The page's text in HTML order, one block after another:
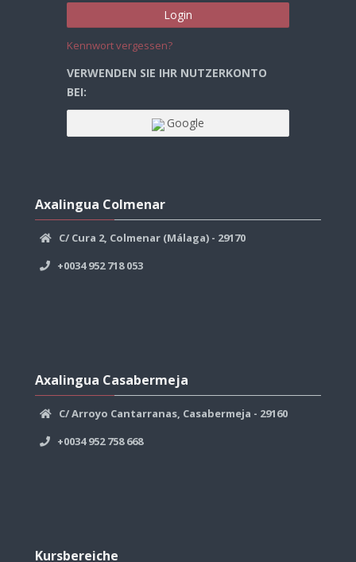
Kennwort vergessen?
VERWENDEN SIE IHR NUTZERKONTO
BEI:
Google
überspringen
Axalingua Colmenar
C/ Cura 2, Colmenar (Málaga) - 29170
+0034 952 718 053
überspringen
Axalingua Casabermeja
C/ Arroyo Cantarranas, Casabermeja - 29160
+0034 952 758 668
Kursbereiche